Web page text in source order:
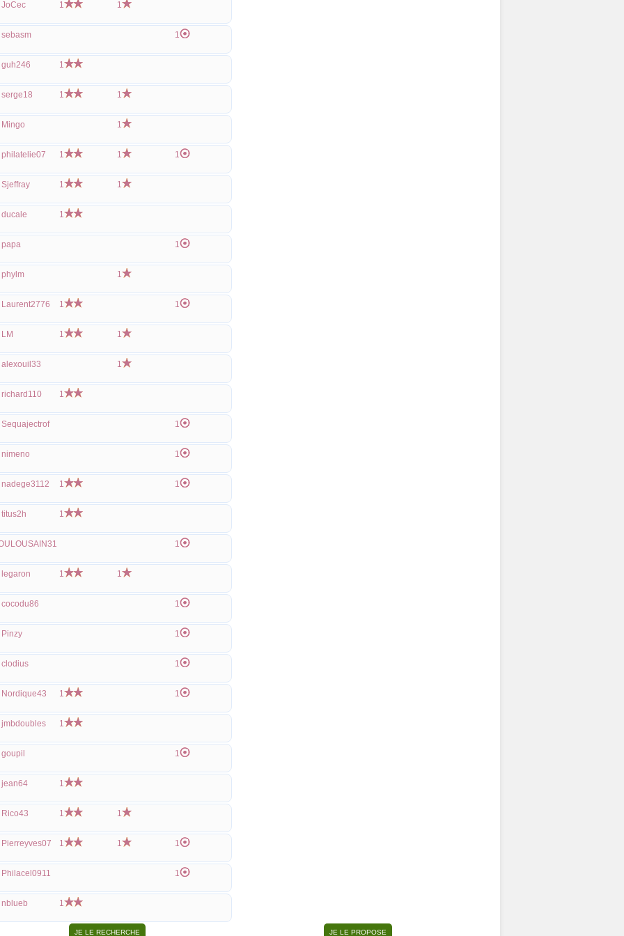
JoCec 1 1
sebasm 1
guh246 1
serge18 1 1
Mingo 1
philatelie07 1 1 1
Sjeffray 1 1
ducale 1
papa 1
phylm 1
Laurent2776 1 1
LM 1 1
alexouil33 1
richard110 1
Sequajectrof 1
nimeno 1
nadege3112 1 1
titus2h 1
1
legaron 1 1
cocodu86 1
Pinzy 1
clodius 1
Nordique43 1 1
jmbdoubles 1
goupil 1
jean64 1
Rico43 1 1
Pierreyves07 1 1 1
Philacel0911 1
nblueb 1